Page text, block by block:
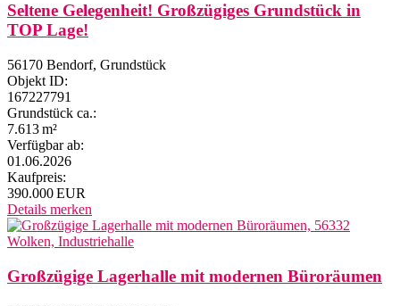
Seltene Gelegenheit! Großzügiges Grundstück in
TOP Lage!
56170 Bendorf, Grundstück
Objekt ID:
167227791
Grund­stück ca.:
7.613 m²
Verfügbar ab:
01.06.2026
Kaufpreis:
390.000 EUR
Details merken
Großzügige Lagerhalle mit modernen Büroräumen